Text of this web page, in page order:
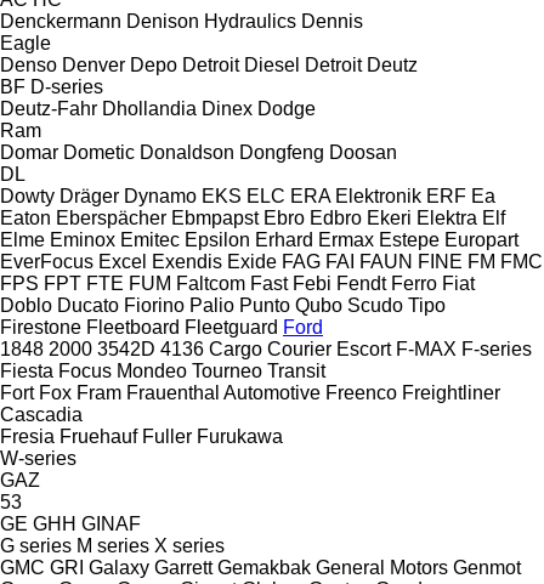
Denckermann Denison Hydraulics Dennis
Eagle
Denso Denver Depo Detroit Diesel Detroit Deutz
BF D-series
Deutz-Fahr Dhollandia Dinex Dodge
Ram
Domar Dometic Donaldson Dongfeng Doosan
DL
Dowty Dräger Dynamo EKS ELC ERA Elektronik ERF Ea
Eaton Eberspächer Ebmpapst Ebro Edbro Ekeri Elektra Elf
Elme Eminox Emitec Epsilon Erhard Ermax Estepe Europart
EverFocus Excel Exendis Exide FAG FAI FAUN FINE FM FMC
FPS FPT FTE FUM Faltcom Fast Febi Fendt Ferro Fiat
Doblo Ducato Fiorino Palio Punto Qubo Scudo Tipo
Firestone Fleetboard Fleetguard Ford
1848 2000 3542D 4136 Cargo Courier Escort F-MAX F-series
Fiesta Focus Mondeo Tourneo Transit
Fort Fox Fram Frauenthal Automotive Freenco Freightliner
Cascadia
Fresia Fruehauf Fuller Furukawa
W-series
GAZ
53
GE GHH GINAF
G series M series X series
GMC GRI Galaxy Garrett Gemakbak General Motors Genmot